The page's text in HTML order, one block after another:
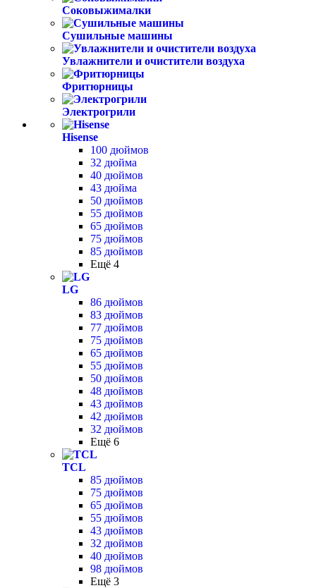
Соковыжималки
Сушильные машины
Увлажнители и очистители воздуха
Фритюрницы
Электрогрили
Hisense
100 дюймов
32 дюйма
40 дюймов
43 дюйма
50 дюймов
55 дюймов
65 дюймов
75 дюймов
85 дюймов
Ещё 4
LG
86 дюймов
83 дюймов
77 дюймов
75 дюймов
65 дюймов
55 дюймов
50 дюймов
48 дюймов
43 дюймов
42 дюймов
32 дюймов
Ещё 6
TCL
85 дюймов
75 дюймов
65 дюймов
55 дюймов
43 дюймов
32 дюймов
40 дюймов
98 дюймов
Ещё 3